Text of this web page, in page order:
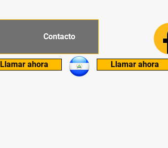
Contacto
Llamar ahora
Llamar ahora